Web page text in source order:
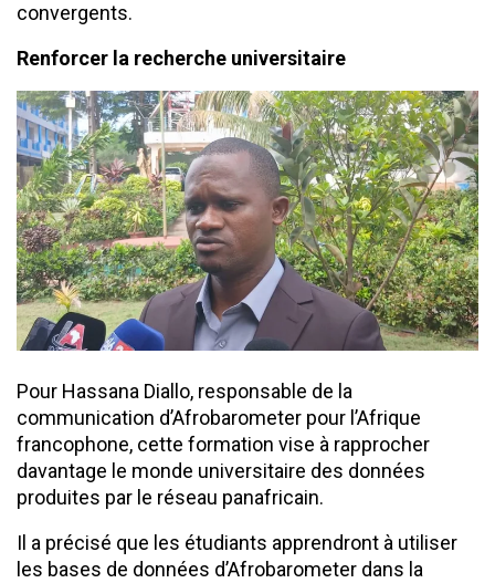
convergents.
Renforcer la recherche universitaire
Pour Hassana Diallo, responsable de la
communication d’Afrobarometer pour l’Afrique
francophone, cette formation vise à rapprocher
davantage le monde universitaire des données
produites par le réseau panafricain.
Il a précisé que les étudiants apprendront à utiliser
les bases de données d’Afrobarometer dans la